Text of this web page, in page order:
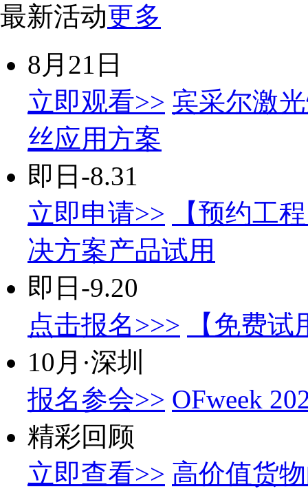
最新活动更多
8月21日
立即观看>> 宾采尔激
丝应用方案
即日-8.31
立即申请>>
【预约工
决方案产品试用
即日-9.20
点击报名>>>
【免费
10月·深圳
报名参会>> OFweek
精彩回顾
立即查看>> 高价值货